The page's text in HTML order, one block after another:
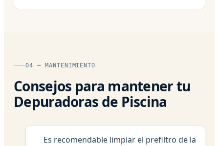
04 — MANTENIMIENTO
Consejos para mantener tu
Depuradoras de Piscina
Es recomendable limpiar el prefiltro de la